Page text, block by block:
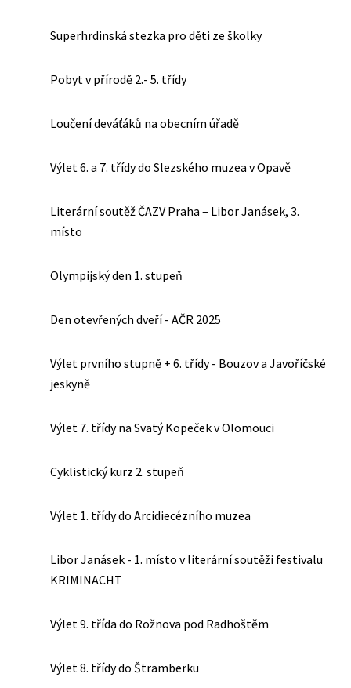
Superhrdinská stezka pro děti ze školky
Pobyt v přírodě 2.- 5. třídy
Loučení deváťáků na obecním úřadě
Výlet 6. a 7. třídy do Slezského muzea v Opavě
Literární soutěž ČAZV Praha – Libor Janásek, 3.
místo
Olympijský den 1. stupeň
Den otevřených dveří - AČR 2025
Výlet prvního stupně + 6. třídy - Bouzov a Javoříčské
jeskyně
Výlet 7. třídy na Svatý Kopeček v Olomouci
Cyklistický kurz 2. stupeň
Výlet 1. třídy do Arcidiecézního muzea
Libor Janásek - 1. místo v literární soutěži festivalu
KRIMINACHT
Výlet 9. třída do Rožnova pod Radhoštěm
Výlet 8. třídy do Štramberku